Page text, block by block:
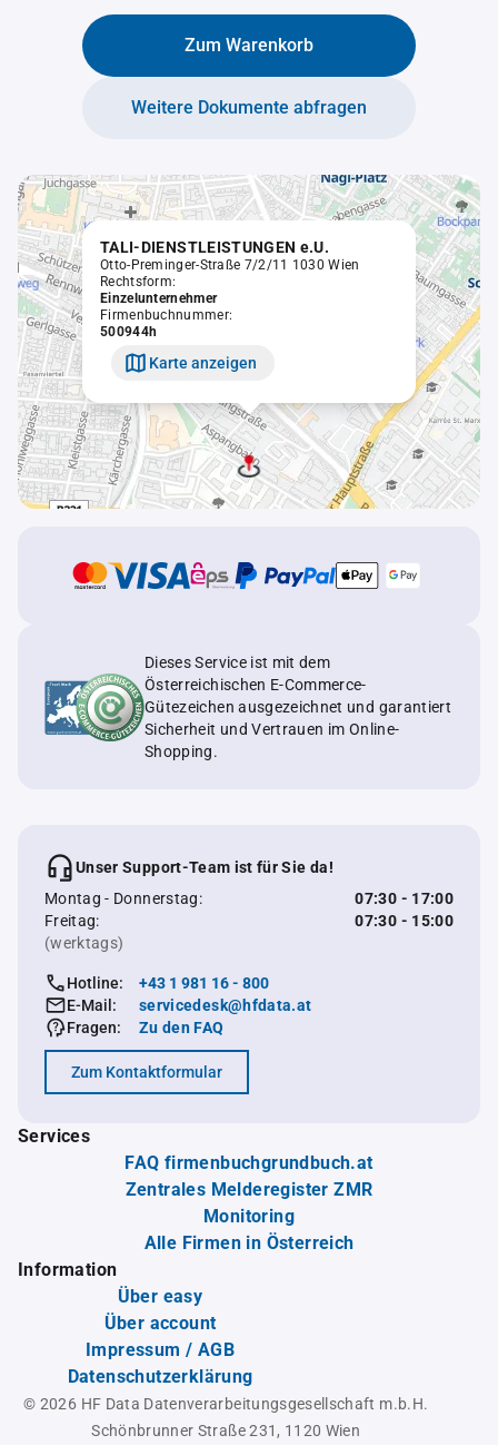
Zum Warenkorb
Weitere Dokumente abfragen
TALI-DIENSTLEISTUNGEN e.U.
Otto-Preminger-Straße 7/2/11 1030 Wien
Rechtsform:
Einzelunternehmer
Firmenbuchnummer:
500944h
Karte anzeigen
Dieses Service ist mit dem
Österreichischen E-Commerce-
Gütezeichen ausgezeichnet und garantiert
Sicherheit und Vertrauen im Online-
Shopping.
Unser Support-Team ist für Sie da!
Montag - Donnerstag:
07:30 - 17:00
Freitag:
07:30 - 15:00
(werktags)
Hotline:
+43 1 981 16 - 800
E-Mail:
servicedesk@hfdata.at
Fragen:
Zu den FAQ
Zum Kontaktformular
Services
FAQ firmenbuchgrundbuch.at
Zentrales Melderegister ZMR
Monitoring
Alle Firmen in Österreich
Information
Über easy
Über account
Impressum / AGB
Datenschutzerklärung
© 2026 HF Data Datenverarbeitungsgesellschaft m.b.H.
Schönbrunner Straße 231, 1120 Wien